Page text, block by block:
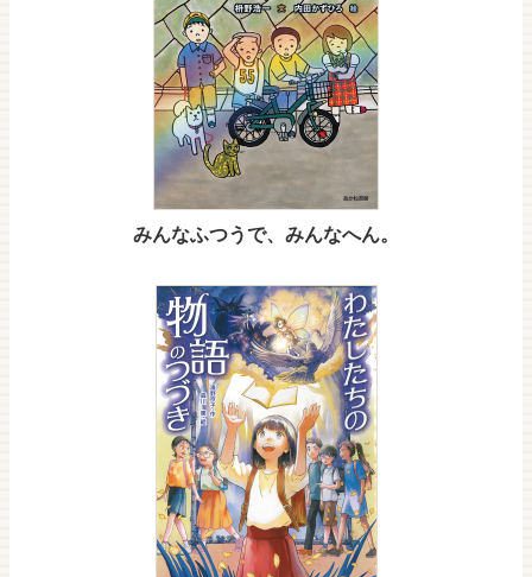
みんなふつうで、みんなへん。